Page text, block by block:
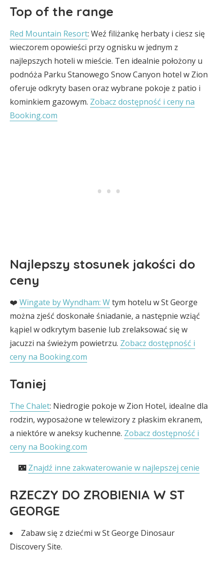
Top of the range
Red Mountain Resort: Weź filiżankę herbaty i ciesz się
wieczorem opowieści przy ognisku w jednym z
najlepszych hoteli w mieście. Ten idealnie położony u
podnóża Parku Stanowego Snow Canyon hotel w Zion
oferuje odkryty basen oraz wybrane pokoje z patio i
kominkiem gazowym. Zobacz dostępność i ceny na
Booking.com
Najlepszy stosunek jakości do
ceny
❤️ Wingate by Wyndham: Wtym hotelu w St George
można zjeść doskonałe śniadanie, a następnie wziąć
kąpiel w odkrytym basenie lub zrelaksować się w
jacuzzi na świeżym powietrzu. Zobacz dostępność i
ceny na Booking.com
Taniej
The Chalet: Niedrogie pokoje w Zion Hotel, idealne dla
rodzin, wyposażone w telewizory z płaskim ekranem,
a niektóre w aneksy kuchenne. Zobacz dostępność i
ceny na Booking.com
🌃 Znajdź inne zakwaterowanie w najlepszej cenie
RZECZY DO ZROBIENIA W ST
GEORGE
Zabaw się z dziećmi w St George Dinosaur
Discovery Site.